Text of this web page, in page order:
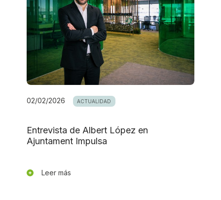
02/02/2026 ACTUALIDAD
Entrevista de Albert López en
Ajuntament Impulsa
Leer más